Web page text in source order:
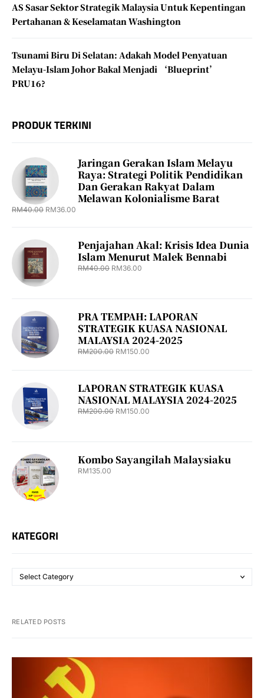
AS Sasar Sektor Strategik Malaysia Untuk Kepentingan
Pertahanan & Keselamatan Washington
Tsunami Biru Di Selatan: Adakah Model Penyatuan
Melayu-Islam Johor Bakal Menjadi ‘Blueprint’
PRU16?
PRODUK TERKINI
Jaringan Gerakan Islam Melayu
Raya: Strategi Politik Pendidikan
Dan Gerakan Rakyat Dalam
Melawan Kolonialisme Barat
RM40.00 RM36.00
Penjajahan Akal: Krisis Idea Dunia
Islam Menurut Malek Bennabi
RM40.00 RM36.00
PRA TEMPAH: LAPORAN
STRATEGIK KUASA NASIONAL
MALAYSIA 2024-2025
RM200.00 RM150.00
LAPORAN STRATEGIK KUASA
NASIONAL MALAYSIA 2024-2025
RM200.00 RM150.00
Kombo Sayangilah Malaysiaku
RM135.00
KATEGORI
RELATED POSTS